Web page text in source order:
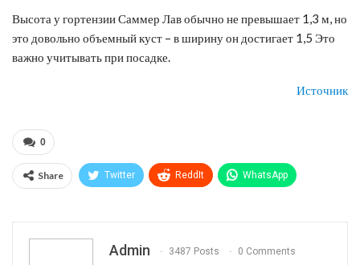
Высота у гортензии Саммер Лав обычно не превышает 1,3 м, но
это довольно объемный куст – в ширину он достигает 1,5 Это
важно учитывать при посадке.
Источник
0
Share Twitter ReddIt WhatsApp
Admin 3487 Posts 0 Comments